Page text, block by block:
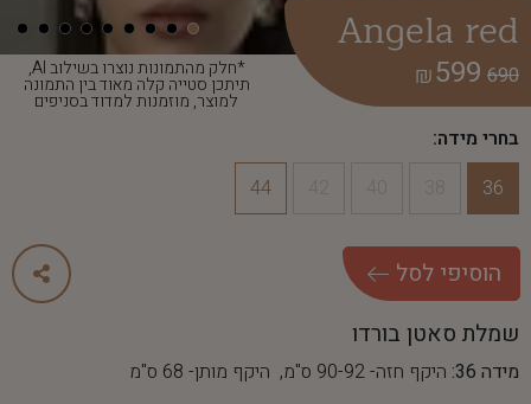
*חלק מהתמונות נוצרו בשילוב AI,
תיתכן סטייה קלה מאוד בין התמונה
למוצר, מוזמנות למדוד בסניפים
Angela red
690
599
₪
בחרי מידה:
36
44
הוסיפי לסל
שמלת סאטן בורדו
מידה 36:
היקף חזה- 90-92 ס"מ, היקף מותן- 68 ס"מ